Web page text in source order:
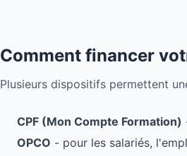
Comment financer
Plusieurs dispositifs permettent
CPF (Mon Compte Formation)
OPCO - pour les salariés,